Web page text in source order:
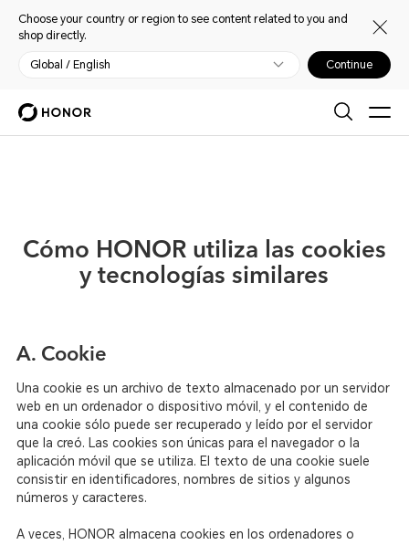
Choose your country or region to see content related to you and
shop directly.
Global / English Continue
Cómo HONOR utiliza las cookies
y tecnologías similares
A. Cookie
Una cookie es un archivo de texto almacenado por un servidor
web en un ordenador o dispositivo móvil, y el contenido de
una cookie sólo puede ser recuperado y leído por el servidor
que la creó. Las cookies son únicas para el navegador o la
aplicación móvil que se utiliza. El texto de una cookie suele
consistir en identificadores, nombres de sitios y algunos
números y caracteres.
A veces, HONOR almacena cookies en los ordenadores o